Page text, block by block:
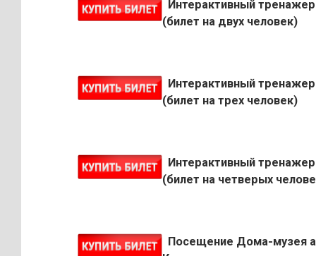
Интерактивный
(билет на двух человек)
Интерактивный
(билет на трех человек)
Интерактивный
(билет на четверых
Посещение Дома-музея